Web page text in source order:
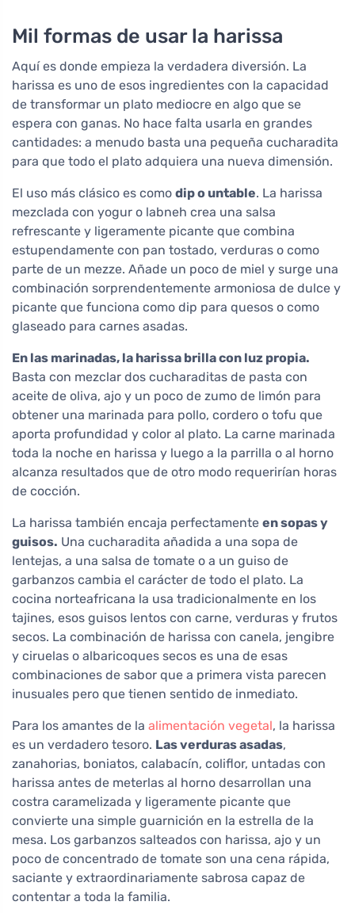
Mil formas de usar la harissa
Aquí es donde empieza la verdadera diversión. La
harissa es uno de esos ingredientes con la capacidad
de transformar un plato mediocre en algo que se
espera con ganas. No hace falta usarla en grandes
cantidades: a menudo basta una pequeña cucharadita
para que todo el plato adquiera una nueva dimensión.
El uso más clásico es como dip o untable. La harissa
mezclada con yogur o labneh crea una salsa
refrescante y ligeramente picante que combina
estupendamente con pan tostado, verduras o como
parte de un mezze. Añade un poco de miel y surge una
combinación sorprendentemente armoniosa de dulce y
picante que funciona como dip para quesos o como
glaseado para carnes asadas.
En las marinadas, la harissa brilla con luz propia.
Basta con mezclar dos cucharaditas de pasta con
aceite de oliva, ajo y un poco de zumo de limón para
obtener una marinada para pollo, cordero o tofu que
aporta profundidad y color al plato. La carne marinada
toda la noche en harissa y luego a la parrilla o al horno
alcanza resultados que de otro modo requerirían horas
de cocción.
La harissa también encaja perfectamente en sopas y
guisos. Una cucharadita añadida a una sopa de
lentejas, a una salsa de tomate o a un guiso de
garbanzos cambia el carácter de todo el plato. La
cocina norteafricana la usa tradicionalmente en los
tajines, esos guisos lentos con carne, verduras y frutos
secos. La combinación de harissa con canela, jengibre
y ciruelas o albaricoques secos es una de esas
combinaciones de sabor que a primera vista parecen
inusuales pero que tienen sentido de inmediato.
Para los amantes de la alimentación vegetal, la harissa
es un verdadero tesoro. Las verduras asadas,
zanahorias, boniatos, calabacín, coliflor, untadas con
harissa antes de meterlas al horno desarrollan una
costra caramelizada y ligeramente picante que
convierte una simple guarnición en la estrella de la
mesa. Los garbanzos salteados con harissa, ajo y un
poco de concentrado de tomate son una cena rápida,
saciante y extraordinariamente sabrosa capaz de
contentar a toda la familia.